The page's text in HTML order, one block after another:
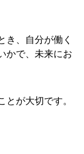
き、自分が働く
かで、未来にお
が大切です。